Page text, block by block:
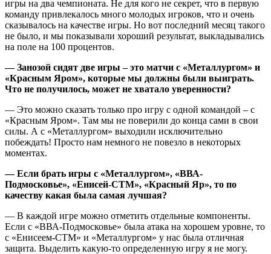
игры на два чемпионата. Не для кого не секрет, что в первую
команду привлекалось много молодых игроков, что и очень
сказывалось на качестве игры. Но вот последний месяц такого
не было, и мы показывали хороший результат, выкладывались
на поле на 100 процентов.
— Занозой сидят две игры – это матчи с «Металлургом» и
«Красным Яром», которые мы должны были выиграть.
Что не получилось, может не хватало уверенности?
— Это можно сказать только про игру с одной командой – с
«Красным Яром». Там мы не поверили до конца сами в свои
силы. А с «Металлургом» выходили исключительно
побеждать! Просто нам немного не повезло в некоторых
моментах.
— Если брать игры с «Металлургом», «ВВА-
Подмосковье», «Енисей-СТМ», «Красный Яр», то по
качеству какая была самая лучшая?
— В каждой игре можно отметить отдельные компоненты.
Если с «ВВА-Подмосковье» была атака на хорошем уровне, то
с «Енисеем-СТМ» и «Металлургом» у нас была отличная
защита. Выделить какую-то определенную игру я не могу.